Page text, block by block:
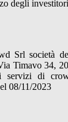
degli
Srl società
Timavo 34,
di
08/11/2023